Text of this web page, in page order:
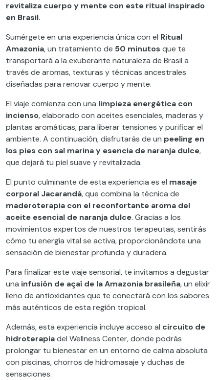
revitaliza cuerpo y mente con este ritual inspirado
en Brasil.
Sumérgete en una experiencia única con el Ritual
Amazonia, un tratamiento de 50 minutos que te
transportará a la exuberante naturaleza de Brasil a
través de aromas, texturas y técnicas ancestrales
diseñadas para renovar cuerpo y mente.
El viaje comienza con una limpieza energética con
incienso, elaborado con aceites esenciales, maderas y
plantas aromáticas, para liberar tensiones y purificar el
ambiente. A continuación, disfrutarás de un peeling en
los pies con sal marina y esencia de naranja dulce,
que dejará tu piel suave y revitalizada.
El punto culminante de esta experiencia es el masaje
corporal Jacarandá, que combina la técnica de
maderoterapia con el reconfortante aroma del
aceite esencial de naranja dulce. Gracias a los
movimientos expertos de nuestros terapeutas, sentirás
cómo tu energía vital se activa, proporcionándote una
sensación de bienestar profunda y duradera.
Para finalizar este viaje sensorial, te invitamos a degustar
una infusión de açaí de la Amazonia brasileña, un elixir
lleno de antioxidantes que te conectará con los sabores
más auténticos de esta región tropical.
Además, esta experiencia incluye acceso al circuito de
hidroterapiadel Wellness Center, donde podrás
prolongar tu bienestar en un entorno de calma absoluta
con piscinas, chorros de hidromasaje y duchas de
sensaciones.